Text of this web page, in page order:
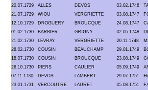
20.07.1729
ALLES DEVOS 03.02.1746
21.07.1729
WIOU VERGRIETTE 03.08.1747
12.10.1729
DROGUERY BROUCQUE 24.08.1747
01.02.1730
BARBIER GRIGNY 02.05.1748
21.02.1730
LEVRAY VERGRIETTE 20.11.1748
28.02.1730
COUSIN BEAUCHAMP 29.01.1749
18.07.1730
COUSIN BROUCQUE 23.08.1749
26.10.1730
PIERS CAULIER 05.09.1749
07.11.1730
DEVOS LAMBERT 29.07.1751
23.01.1731
VERCOUTRE LAURET 05.08.1751